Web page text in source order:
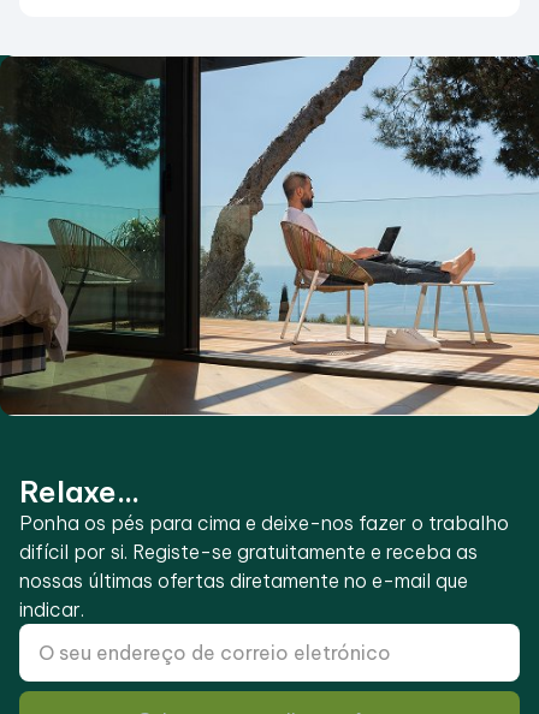
Relaxe...
Ponha os pés para cima e deixe-nos fazer o trabalho
difícil por si. Registe-se gratuitamente e receba as
nossas últimas ofertas diretamente no e-mail que
indicar.